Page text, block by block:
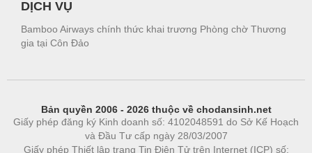
DỊCH VỤ
Bamboo Airways chính thức khai trương Phòng chờ Thương
gia tại Côn Đảo
Bản quyền 2006 - 2026 thuộc về chodansinh.net
Giấy phép đăng ký Kinh doanh số: 4102048591 do Sở Kế Hoạch
và Đầu Tư cấp ngày 28/03/2007
Giấy phép Thiết lập trang Tin Điện Tử trên Internet (ICP) số: